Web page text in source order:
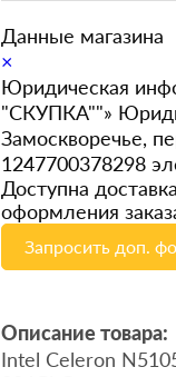
Данные магазина
×
Юридическая
"СКУПКА""»
Замоскворечье,
1247700378298
Доступна
оформления
Запросить доп.
Описание товара:
Intel Celeron